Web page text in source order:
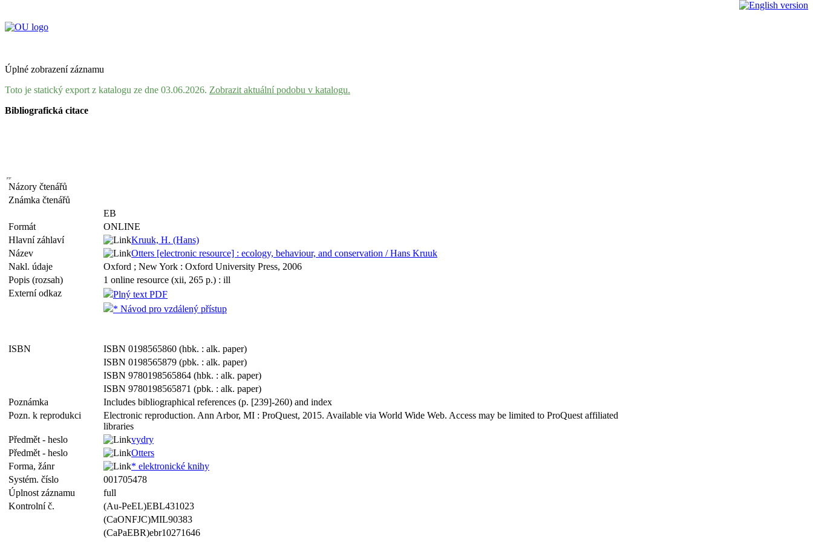
Úplné zobrazení záznamu
Toto je statický export z katalogu ze dne 03.06.2026. Zobrazit aktuální podobu v katalogu.
Bibliografická citace
Názory čtenářů
Známka čtenářů
EB
Formát
ONLINE
Hlavní záhlaví
Kruuk, H. (Hans)
Název
Otters [electronic resource] : ecology, behaviour, and conservation / Hans Kruuk
Nakl. údaje
Oxford ; New York : Oxford University Press, 2006
Popis (rozsah)
1 online resource (xii, 265 p.) : ill
Externí odkaz
Plný text PDF
* Návod pro vzdálený přístup
ISBN
ISBN 0198565860 (hbk. : alk. paper)
ISBN 0198565879 (pbk. : alk. paper)
ISBN 9780198565864 (hbk. : alk. paper)
ISBN 9780198565871 (pbk. : alk. paper)
Poznámka
Includes bibliographical references (p. [239]-260) and index
Pozn. k reprodukci
Electronic reproduction. Ann Arbor, MI : ProQuest, 2015. Available via World Wide Web. Access may be limited to ProQuest affiliated
libraries
Předmět - heslo
vydry
Předmět - heslo
Otters
Forma, žánr
* elektronické knihy
Systém. číslo
001705478
Úplnost záznamu
full
Kontrolní č.
(Au-PeEL)EBL431023
(CaONFJC)MIL90383
(CaPaEBR)ebr10271646